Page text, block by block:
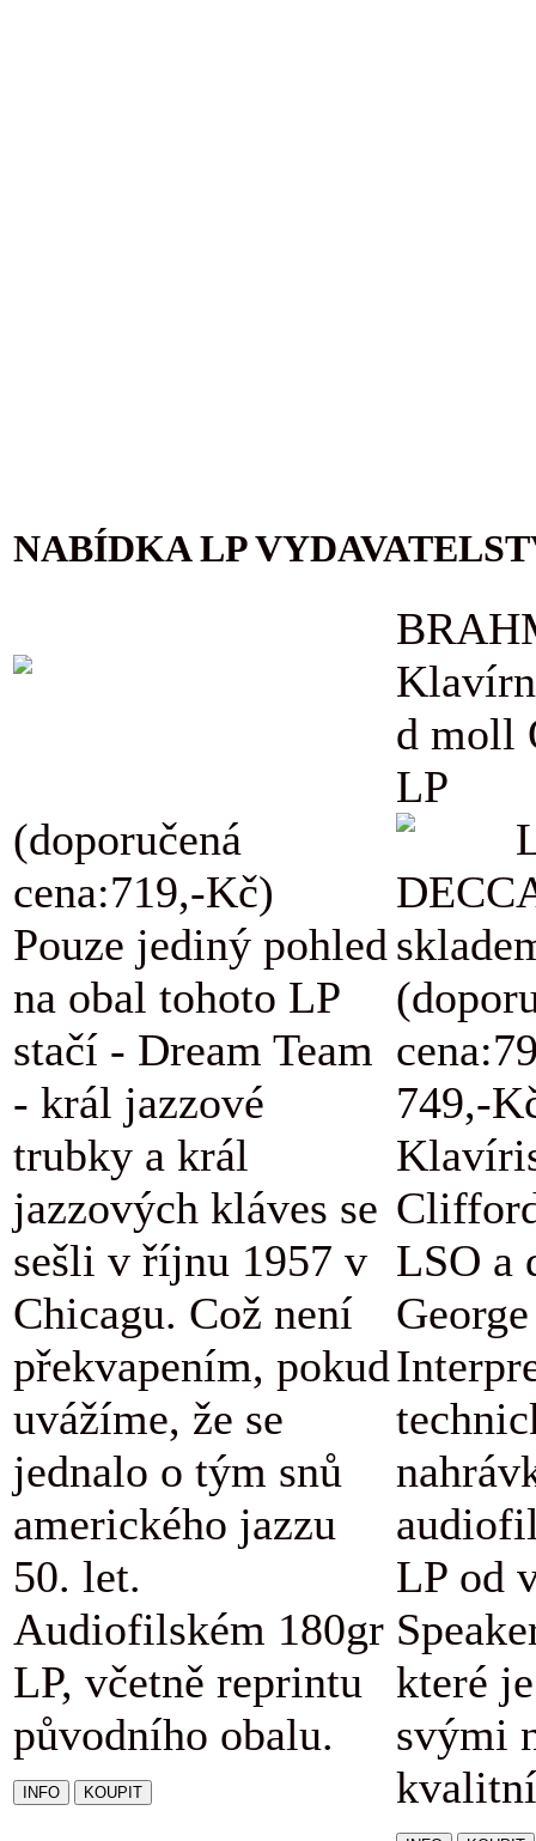
NABÍDKA LP
(doporučená
cena:719,-Kč)
Pouze jediný pohled
na obal tohoto LP
stačí - Dream Team
- král jazzové
trubky a král
jazzových kláves se
sešli v říjnu 1957 v
Chicagu. Což není
překvapením, pokud
uvážíme, že se
jednalo o tým snů
amerického jazzu
50. let.
Audiofilském 180gr
LP, včetně reprintu
původního obalu.
d moll
LP
749,-
LSO a
LP od
které
svými